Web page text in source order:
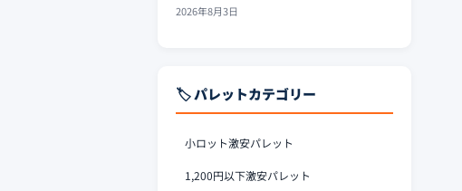
2026年8月3日
🏷️ パレットカテゴリー
小ロット激安パレット
1,200円以下激安パレット